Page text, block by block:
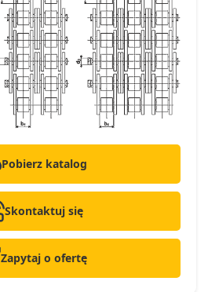
Pobierz katalog
Skontaktuj się
Zapytaj o ofertę